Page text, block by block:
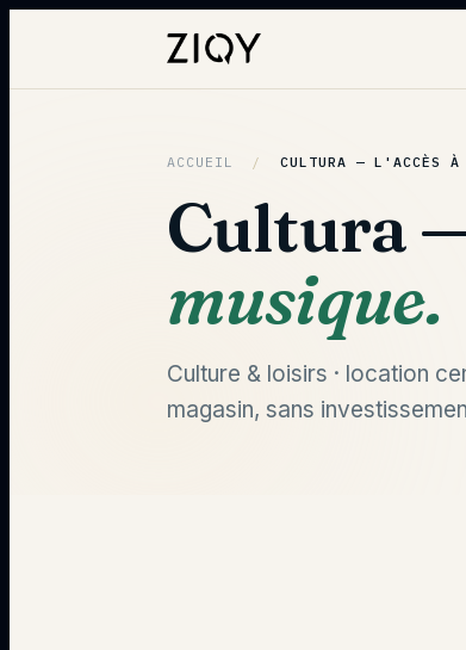
ACCUEIL / CULTURA — L'ACCÈS À
Cultura
musique.
Culture & loisirs · location
magasin, sans